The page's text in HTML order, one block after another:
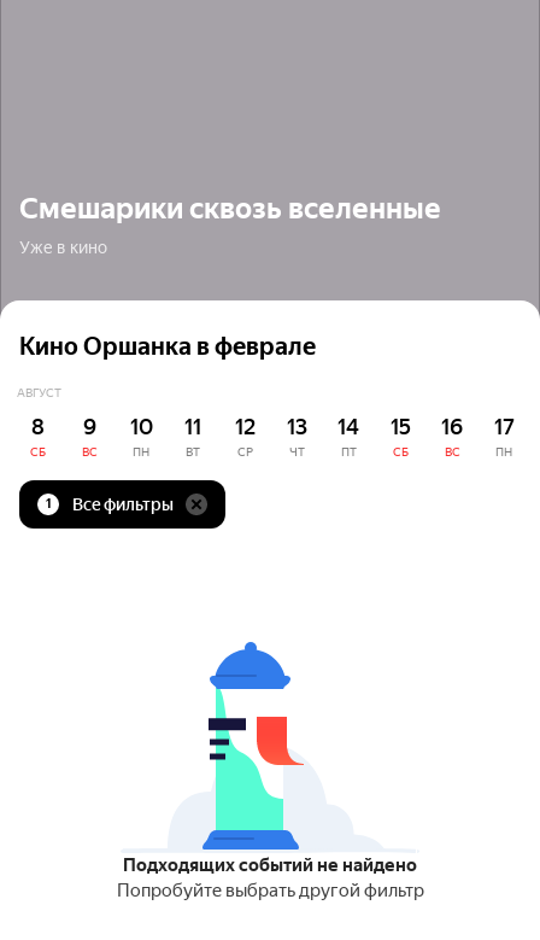
Смешарики сквозь вселенные
Уже в кино
Кино Оршанка в феврале
АВГУСТ
8
СБ
9
ВС
10
ПН
11
ВТ
12
СР
13
ЧТ
14
ПТ
15
СБ
16
ВС
17
ПН
1 Все фильтры
Подходящих событий не найдено
Попробуйте выбрать другой фильтр